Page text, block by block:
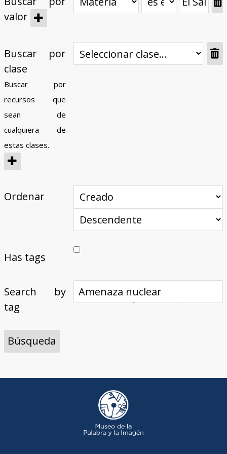
valor
Buscar por
clase
Buscar por
recursos que
sean de
cualquiera de
estas clases.
Ordenar
Has tags
Search by
tag